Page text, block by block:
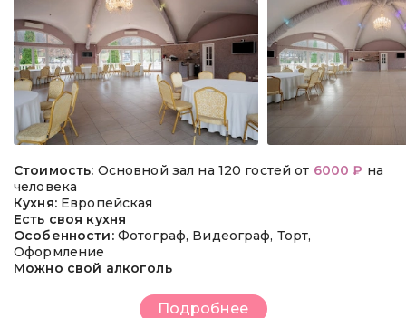
Стоимость: Основной зал на 120 гостей от 6000 ₽ на
человека
Кухня: Европейская
Есть своя кухня
Особенности: Фотограф, Видеограф, Торт,
Оформление
Можно свой алкоголь
Подробнее